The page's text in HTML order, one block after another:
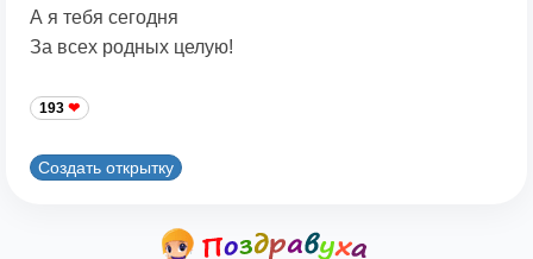
А я тебя сегодня
За всех родных целую!
193
Создать открытку